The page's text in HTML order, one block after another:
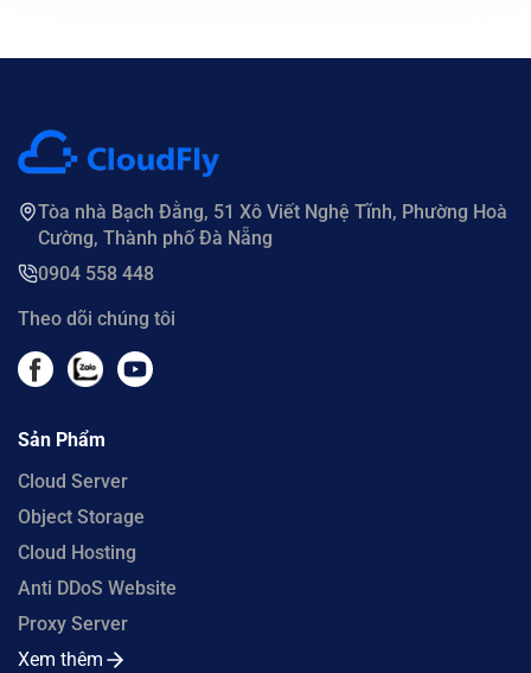
Tòa nhà Bạch Đằng, 51 Xô Viết Nghệ Tĩnh, Phường Hoà
Cường, Thành phố Đà Nẵng
0904 558 448
Theo dõi chúng tôi
Sản Phẩm
Cloud Server
Object Storage
Cloud Hosting
Anti DDoS Website
Proxy Server
Xem thêm